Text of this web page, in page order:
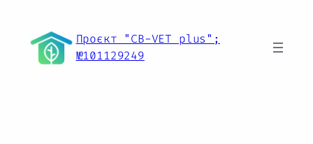
вмісту
Проєкт "CB-VET plus";
№101129249